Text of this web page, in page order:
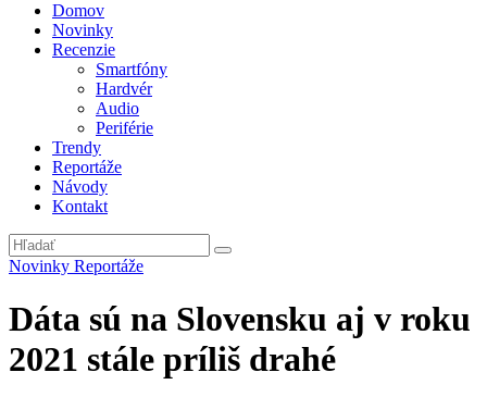
Domov
Novinky
Recenzie
Smartfóny
Hardvér
Audio
Periférie
Trendy
Reportáže
Návody
Kontakt
Novinky Reportáže
Dáta sú na Slovensku aj v roku
2021 stále príliš drahé